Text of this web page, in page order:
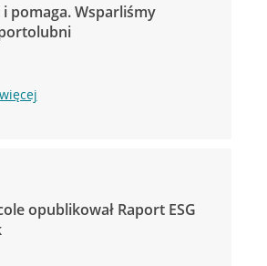
i pomaga. Wsparliśmy
opublikował Raport ESG